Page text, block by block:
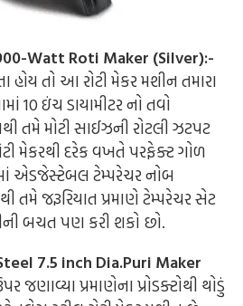
Watt Roti Maker (Silver):-
હોય તો આ રોટી મેકર મશીન તમારા
10 ઇંચ ડાયામીટર નો તવો
તમે મોટી સાઈઝની રોટલી ઝટપટ
મેકરથી દરેક વખતે પરફેક્ટ ગોળ
એડજેસ્ટેબલ ટેમ્પરેચર નોબ
જરૂરિયાત પ્રમાણે ટેમ્પરેચર સેટ
બચત પણ કરી શકો છો.
7.5 inch Dia.Puri Maker
જણાવ્યા પ્રમાણેના પ્રોડક્ટોથી થોડું